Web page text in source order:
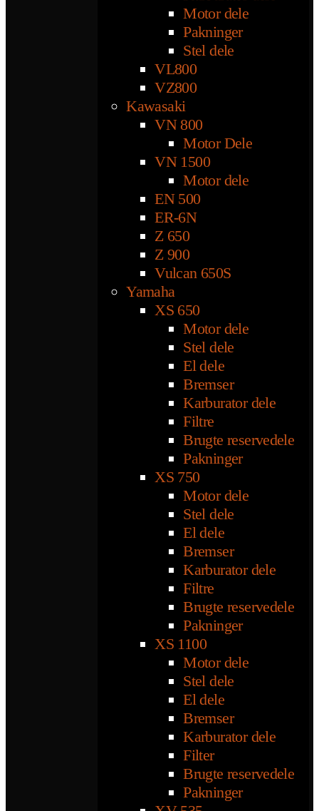
Motor dele
Pakninger
Stel dele
VL800
VZ800
Kawasaki
VN 800
Motor Dele
VN 1500
Motor dele
EN 500
ER-6N
Z 650
Z 900
Vulcan 650S
Yamaha
XS 650
Motor dele
Stel dele
El dele
Bremser
Karburator dele
Filtre
Brugte reservedele
Pakninger
XS 750
Motor dele
Stel dele
El dele
Bremser
Karburator dele
Filtre
Brugte reservedele
Pakninger
XS 1100
Motor dele
Stel dele
El dele
Bremser
Karburator dele
Filter
Brugte reservedele
Pakninger